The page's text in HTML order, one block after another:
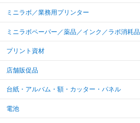
ミニラボ／業務用プリンター
ミニラボペーパー／薬品／インク／ラボ消耗品
プリント資材
店舗販促品
台紙・アルバム・額・カッター・パネル
電池